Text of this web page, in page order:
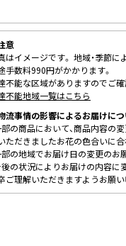
意
はイメージです。 地域・季節に
手数料990円がかかります。
不能な区域がありますのでご確
不能地域一覧はこちら
流事情の影響によるお届けにつ
部の商品において、商品内容
ただきましたお花の色合いに
部の地域でお届け日の変更のお
後の状況によりお届けの内容に
ご理解いただきますようお願い